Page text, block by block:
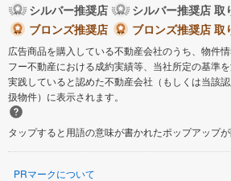
シルバー推奨店
シルバー推奨店 取
ブロンズ推奨店
ブロンズ推奨店 取
広告商品を購入している不動産会社のうち、物件
フー不動産における成約実績等、当社所定の基準
実践していると認めた不動産会社（もしくは当該
扱物件）に表示されます。
タップすると用語の意味が書かれたポップアップが
PRマークについて